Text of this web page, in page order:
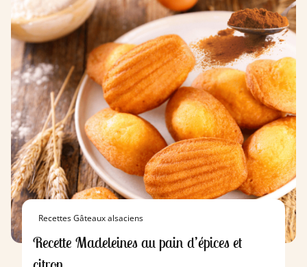
Recettes Gâteaux alsaciens
Recette Madeleines au pain d’épices et